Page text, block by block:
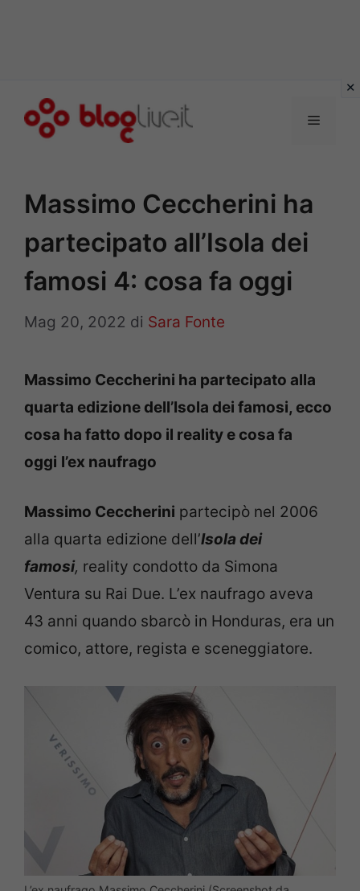
Menu
Massimo Ceccherini ha
partecipato all’Isola dei
famosi 4: cosa fa oggi
Mag 20, 2022 di Sara Fonte
Massimo Ceccherini ha partecipato alla
quarta edizione dell’Isola dei famosi, ecco
cosa ha fatto dopo il reality e cosa fa
oggi l’ex naufrago
Massimo Ceccherini partecipò nel 2006
alla quarta edizione dell’Isola dei
famosi, reality condotto da Simona
Ventura su Rai Due. L’ex naufrago aveva
43 anni quando sbarcò in Honduras, era un
comico, attore, regista e sceneggiatore.